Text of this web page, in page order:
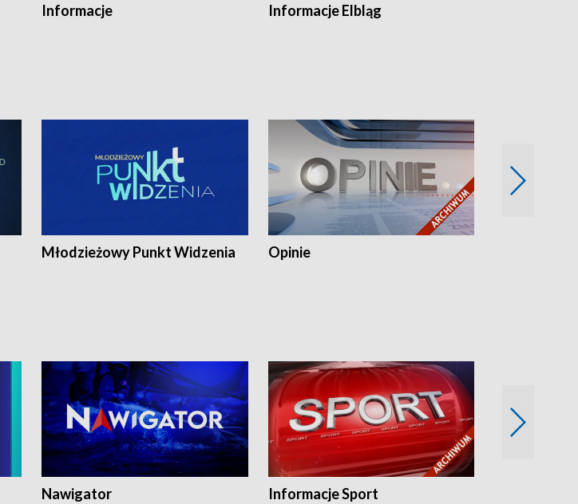
Informacje Informacje Elbląg
Młodzieżowy Punkt Widzenia Opinie
Nawigator Informacje Sport